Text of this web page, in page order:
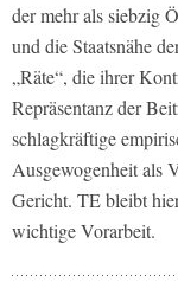
der mehr als siebzig
und die Staatsnähe
„Räte“, die ihrer
Repräsentanz der
schlagkräftige
Ausgewogenheit als
Gericht. TE bleibt
wichtige Vorarbeit.